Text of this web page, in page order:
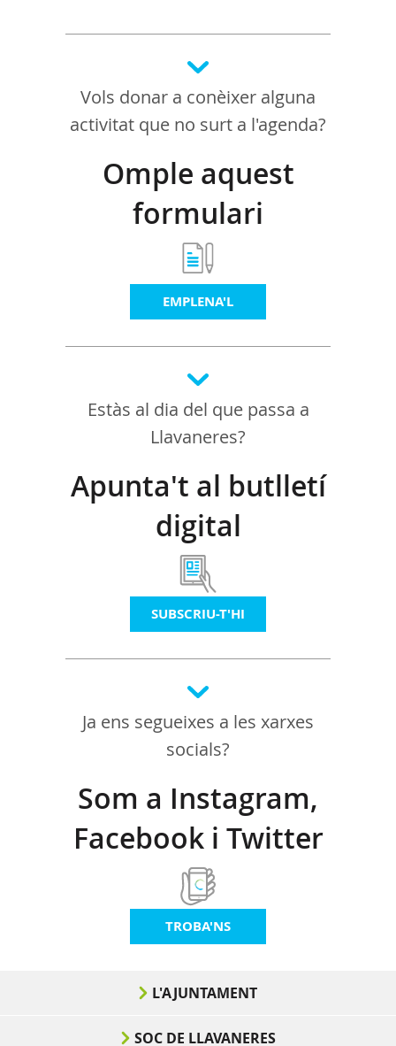
Vols donar a conèixer alguna
activitat que no surt a l'agenda?
Omple aquest
formulari
EMPLENA'L
Estàs al dia del que passa a
Llavaneres?
Apunta't al butlletí
digital
SUBSCRIU-T'HI
Ja ens segueixes a les xarxes
socials?
Som a Instagram,
Facebook i Twitter
TROBA'NS
L'AJUNTAMENT
SOC DE LLAVANERES